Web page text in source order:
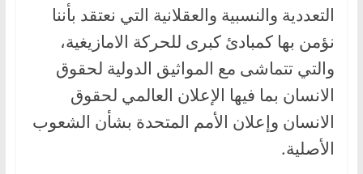
التعددية والنسبية والعقلانية التي نعتقد بأننا
نؤمن بها كمبادئ كبرى للحركة الامازيغية،
والتي تتماشى مع المواثيق الدولية لحقوق
الانسان بما فيها الإعلان العالمي لحقوق
الانسان وإعلان الأمم المتحدة بشأن الشعوب
الأصلية.